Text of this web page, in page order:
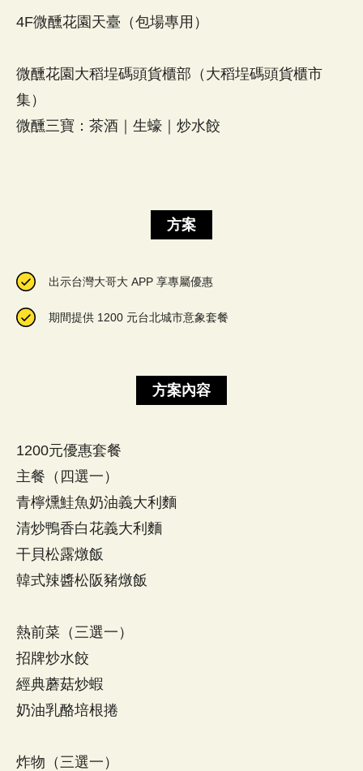
4F微醺花園天臺（包場專用）
微醺花園大稻埕碼頭貨櫃部（大稻埕碼頭貨櫃市
集）
微醺三寶：茶酒｜生蠔｜炒水餃
方案
出示台灣大哥大 APP 享專屬優惠
期間提供 1200 元台北城市意象套餐
方案內容
1200元優惠套餐
主餐（四選一）
青檸燻鮭魚奶油義大利麵
清炒鴨香白花義大利麵
干貝松露燉飯
韓式辣醬松阪豬燉飯
熱前菜（三選一）
招牌炒水餃
經典蘑菇炒蝦
奶油乳酪培根捲
炸物（三選一）